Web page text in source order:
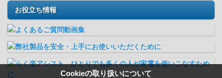
Cookieの取り扱いについて
お役立ち情報